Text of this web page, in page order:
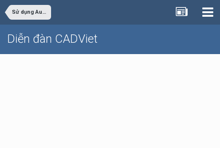
Sử dụng AutoCAD
Diễn đàn CADViet